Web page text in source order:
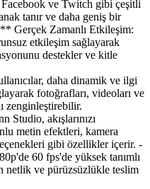
ve Twitch gibi çeşitli
tanır ve daha geniş bir
Gerçek Zamanlı Etkileşim:
etkileşim sağlayarak
destekler ve kitle
daha dinamik ve ilgi
fotoğrafları, videoları ve
zenginleştirebilir.
akışlarınızı
metin efektleri, kamera
gibi özellikler içerir. -
60 fps'de yüksek tanımlı
netlik ve pürüzsüzlükle teslim